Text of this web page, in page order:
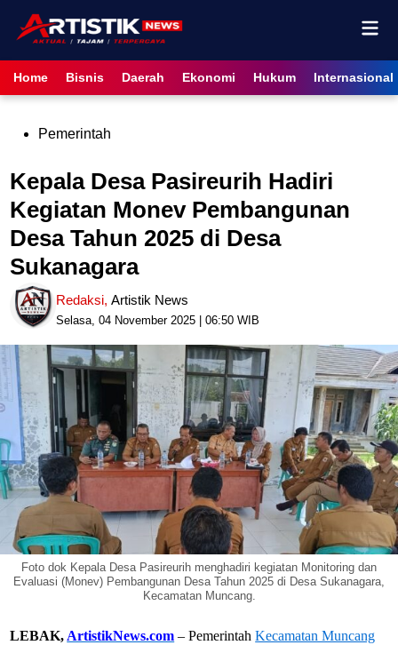
content
Home Bisnis Daerah Ekonomi Hukum Internasional
PostedPemerintah
Kepala Desa Pasireurih Hadiri
Kegiatan Monev Pembangunan
Desa Tahun 2025 di Desa
Sukanagara
Redaksi,Artistik News
Selasa, 04 November 2025 | 06:50 WIB
Foto dok Kepala Desa Pasireurih menghadiri kegiatan Monitoring dan
Evaluasi (Monev) Pembangunan Desa Tahun 2025 di Desa Sukanagara,
Kecamatan Muncang.
LEBAK, ArtistikNews.com – PemerintahKecamatan Muncang